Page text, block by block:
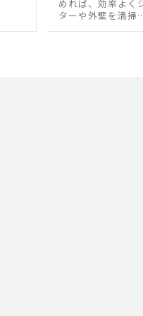
めれば、効率よく
ターや外壁を清掃